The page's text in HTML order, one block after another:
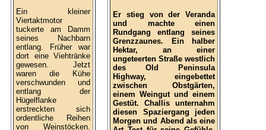
Ein kleiner
Viertaktmotor
tuckerte am Damm
seines Nachbarn
entlang. Früher war
dort eine Viehtränke
gewesen. Jetzt
waren die Kühe
verschwunden und
entlang der
Hügelflanke
erstreckten sich
ordentliche Reihen
von Weinstöcken.
Er stieg von der Veranda
und machte einen
Rundgang entlang seines
Grenzzaunes. Ein halber
Hektar, an einer
ungeteerten Straße westlich
des Old Peninsula
Highway, eingebettet
zwischen Obstgärten,
einem Weingut und einem
Gestüt. Challis unternahm
diesen Spaziergang jeden
Morgen und Abend als eine